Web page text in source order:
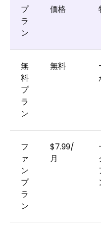
プ
ラ
ン
価格
無
料
プ
ラ
ン
無料
フ
ァ
ン
プ
ラ
ン
$7.99/
月